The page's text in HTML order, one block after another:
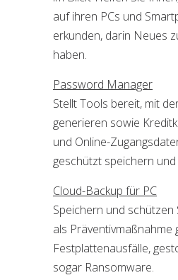
auf ihren PCs und
erkunden, darin Neues
haben.
Password Manager
Stellt Tools bereit, mit
generieren sowie
und Online-
geschützt speichern
Cloud-Backup für PC
Speichern und schützen
als Präventivmaßnahme
Festplattenausfälle,
sogar Ransomware.